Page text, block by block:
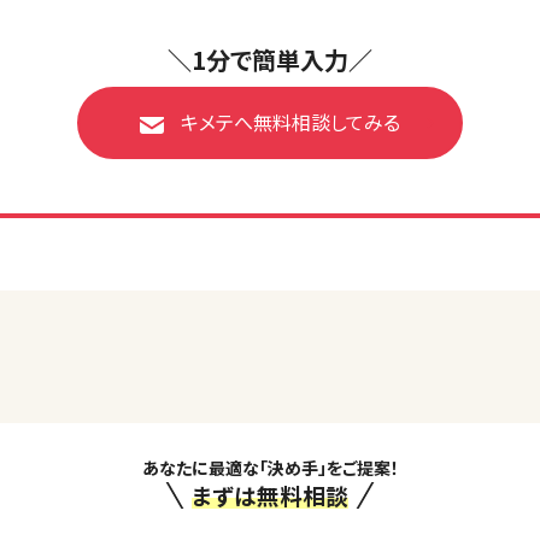
＼1分で簡単入力／
キメテへ無料相談してみる
あなたに最適な「決め手」をご提案！
まずは無料相談